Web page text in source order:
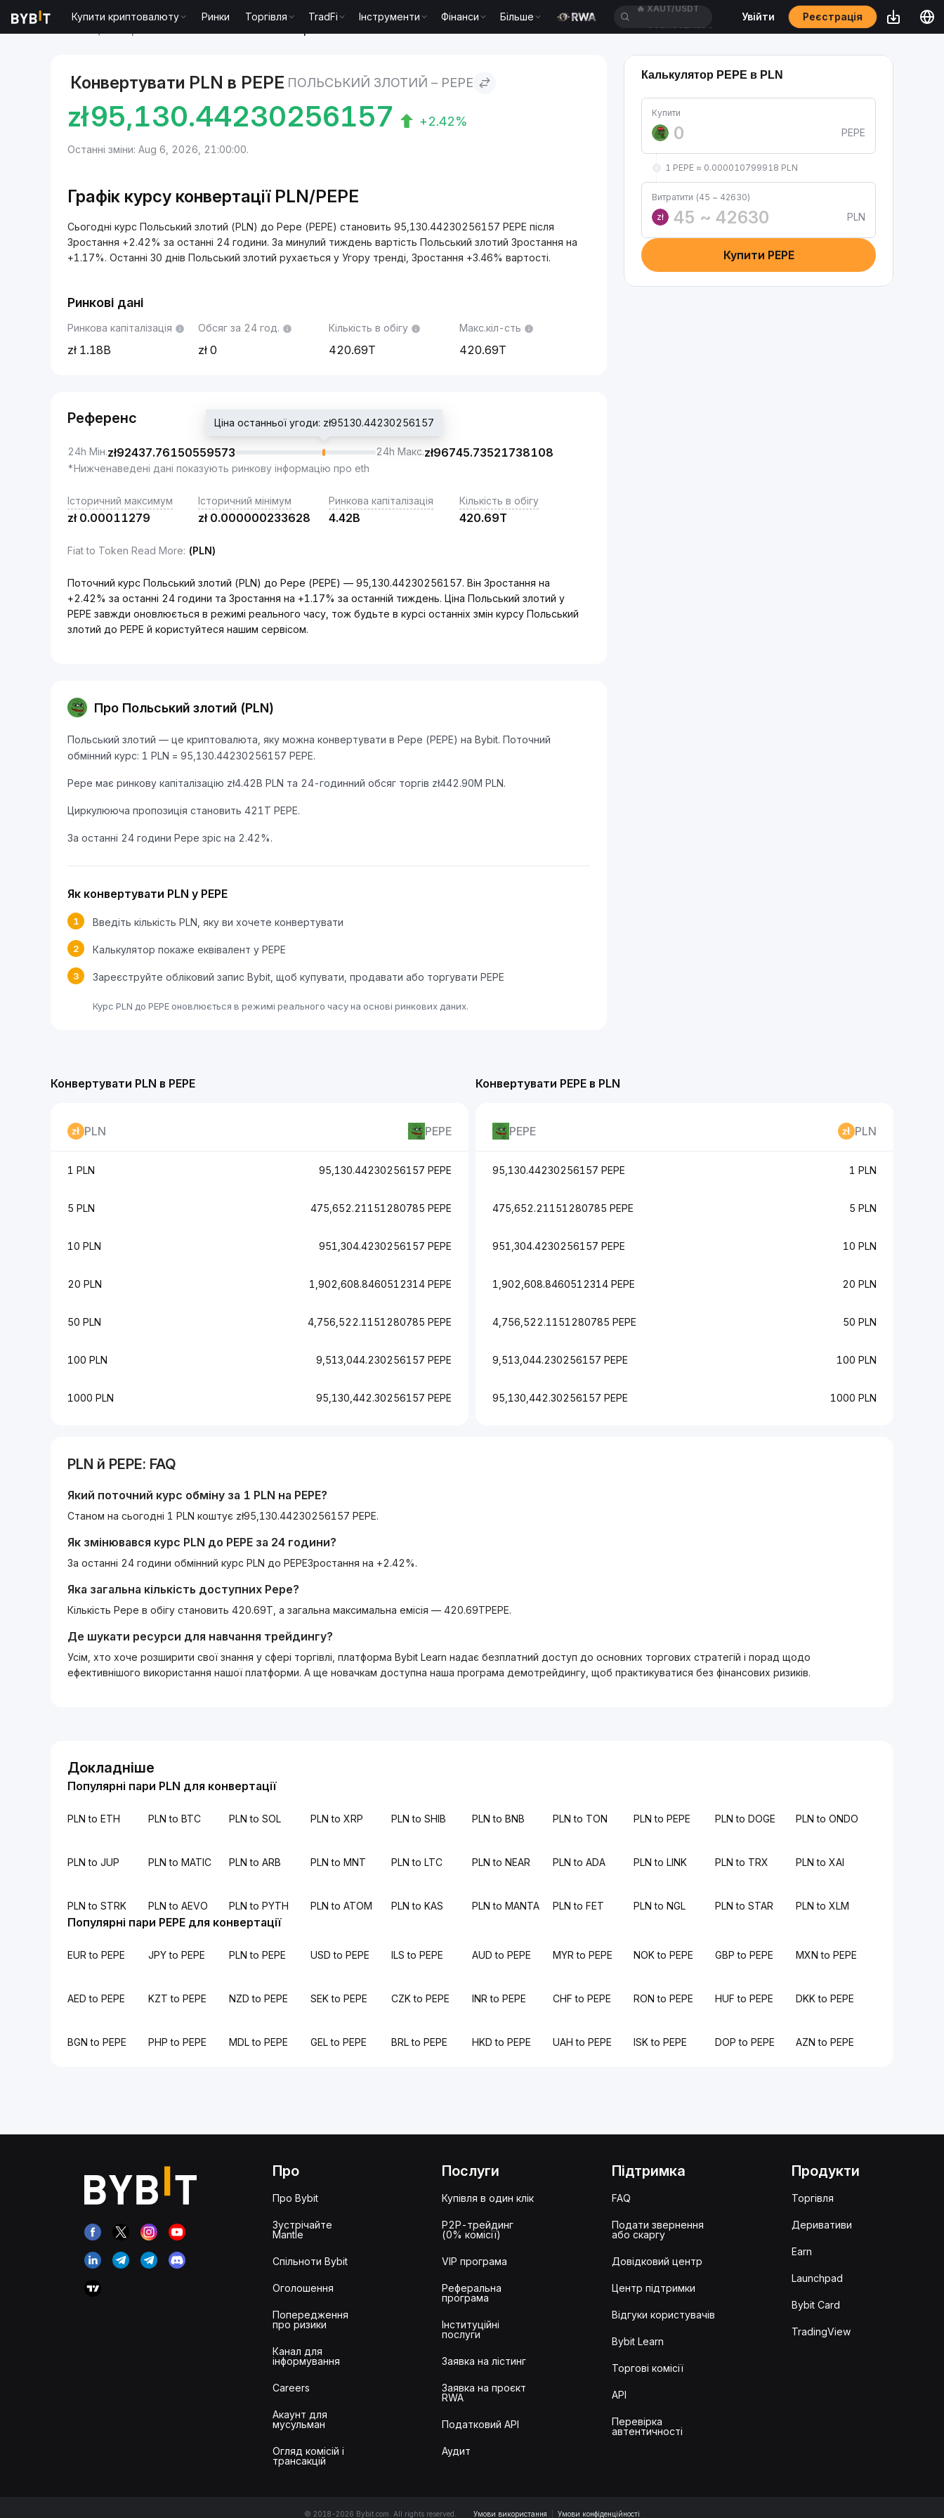
Купити криптовалюту Ринки Торгівля TradFi Інструменти Фінанси Більше Увійти Реєстрація
Конвертувати PLN в PEPE ПОЛЬСЬКИЙ ЗЛОТИЙ – PEPE
zł95,130.44230256157 +2.42%
Останні зміни: Aug 6, 2026, 21:00:00.
Графік курсу конвертації PLN/PEPE
Сьогодні курс Польський злотий (PLN) до Pepe (PEPE) становить 95,130.44230256157 PEPE після
Зростання +2.42% за останні 24 години. За минулий тиждень вартість Польський злотий Зростання на
+1.17%. Останні 30 днів Польський злотий рухається у Угору тренді, Зростання +3.46% вартості.
Ринкові дані
Ринкова капіталізація
1.18B
Обсяг за 24 год.
0
Кількість в обігу
420.69T
Макс.кіл-сть
420.69T
Референс
24h Мін.zł92437.76150559573
Ціна останньої угоди: zł95130.44230256157
24h Макс.zł96745.73521738108
*Нижченаведені дані показують ринкову інформацію про eth
Історичний максимум
zł 0.00011279
Історичний мінімум
zł 0.000000233628
Ринкова капіталізація
4.42B
Кількість в обігу
420.69T
Fiat to Token Read More: (PLN)
Поточний курс Польський злотий (PLN) до Pepe (PEPE) — 95,130.44230256157. Він Зростання на
+2.42% за останні 24 години та Зростання на +1.17% за останній тиждень. Ціна Польський злотий у
PEPE завжди оновлюється в режимі реального часу, тож будьте в курсі останніх змін курсу Польський
злотий до PEPE й користуйтеся нашим сервісом.
Про Польський злотий (PLN)
Польський злотий — це криптовалюта, яку можна конвертувати в Pepe (PEPE) на Bybit. Поточний
обмінний курс: 1 PLN = 95,130.44230256157 PEPE.
Pepe має ринкову капіталізацію zł4.42B PLN та 24-годинний обсяг торгів zł442.90M PLN.
Циркулююча пропозиція становить 421T PEPE.
За останні 24 години Pepe зріс на 2.42%.
Як конвертувати PLN у PEPE
1 Введіть кількість PLN, яку ви хочете конвертувати
2 Калькулятор покаже еквівалент у PEPE
3 Зареєструйте обліковий запис Bybit, щоб купувати, продавати або торгувати PEPE
Курс PLN до PEPE оновлюється в режимі реального часу на основі ринкових даних.
Калькулятор PEPE в PLN
Купити
PEPE
1 PEPE ≈ 0.000010799918 PLN
Витратити (45 ~ 42630)
zł
PLN
Купити PEPE
Конвертувати PEPE в PLN
PEPE PLN
95,130.44230256157 PEPE 1 PLN
475,652.21151280785 PEPE 5 PLN
951,304.4230256157 PEPE 10 PLN
1,902,608.8460512314 PEPE 20 PLN
4,756,522.1151280785 PEPE 50 PLN
9,513,044.230256157 PEPE 100 PLN
95,130,442.30256157 PEPE 1000 PLN
Конвертувати PLN в PEPE
PLN PEPE
1 PLN 95,130.44230256157 PEPE
5 PLN 475,652.21151280785 PEPE
10 PLN 951,304.4230256157 PEPE
20 PLN 1,902,608.8460512314 PEPE
50 PLN 4,756,522.1151280785 PEPE
100 PLN 9,513,044.230256157 PEPE
1000 PLN 95,130,442.30256157 PEPE
PLN й PEPE: FAQ
Який поточний курс обміну за 1 PLN на PEPE?
Станом на сьогодні 1 PLN коштує zł95,130.44230256157 PEPE.
Як змінювався курс PLN до PEPE за 24 години?
За останні 24 години обмінний курс PLN до PEPEЗростання на +2.42%.
Яка загальна кількість доступних Pepe?
Кількість Pepe в обігу становить 420.69T, а загальна максимальна емісія — 420.69TPEPE.
Де шукати ресурси для навчання трейдингу?
Усім, хто хоче розширити свої знання у сфері торгівлі, платформа Bybit Learn надає безплатний доступ до основних торгових стратегій і порад щодо
ефективнішого використання нашої платформи. А ще новачкам доступна наша програма демотрейдингу, щоб практикуватися без фінансових ризиків.
Докладніше
Популярні пари PLN для конвертації
PLN to ETH PLN to BTC PLN to SOL PLN to XRP PLN to SHIB PLN to BNB PLN to TON PLN to PEPE PLN to DOGE PLN to ONDO
PLN to JUP PLN to MATIC PLN to ARB PLN to MNT PLN to LTC PLN to NEAR PLN to ADA PLN to LINK PLN to TRX PLN to XAI
PLN to STRK PLN to AEVO PLN to PYTH PLN to ATOM PLN to KAS PLN to MANTA PLN to FET PLN to NGL PLN to STAR PLN to XLM
Популярні пари PEPE для конвертації
EUR to PEPE JPY to PEPE PLN to PEPE USD to PEPE ILS to PEPE AUD to PEPE MYR to PEPE NOK to PEPE GBP to PEPE MXN to PEPE
AED to PEPE KZT to PEPE NZD to PEPE SEK to PEPE CZK to PEPE INR to PEPE CHF to PEPE RON to PEPE HUF to PEPE DKK to PEPE
BGN to PEPE PHP to PEPE MDL to PEPE GEL to PEPE BRL to PEPE HKD to PEPE UAH to PEPE ISK to PEPE DOP to PEPE AZN to PEPE
Про
Про Bybit
Зустрічайте
Mantle
Спільноти Bybit
Оголошення
Попередження
про ризики
Канал для
інформування
Careers
Акаунт для
мусульман
Огляд комісій і
трансакцій
Послуги
Купівля в один клік
P2P-трейдинг
(0% комісії)
VIP програма
Реферальна
програма
Інституційні
послуги
Заявка на лістинг
Заявка на проєкт
RWA
Податковий API
Аудит
Підтримка
FAQ
Подати звернення
або скаргу
Довідковий центр
Центр підтримки
Відгуки користувачів
Bybit Learn
Торгові комісії
API
Перевірка
автентичності
Продукти
Торгівля
Деривативи
Earn
Launchpad
Bybit Card
TradingView
© 2018-2026 Bybit.com. All rights reserved. Умови використання Умови конфіденційності